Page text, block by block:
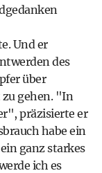
Und er
des
über
gehen. "In
präzisierte er
habe ein
ganz starkes
ich es